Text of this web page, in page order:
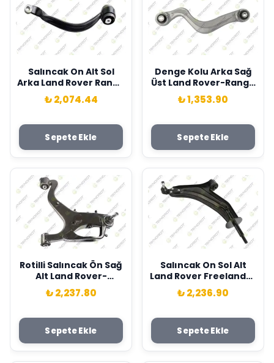
Salıncak On Alt Sol
Arka Land Rover Range
Rover Vogue L322
02>12 Rotılsız Teknorot
₺ 2,074.44
Sepete Ekle
Denge Kolu Arka Sağ
Üst Land Rover-Range
Rover Evoque L551-
2018- Teknorot
₺ 1,353.90
Sepete Ekle
Rotilli Salıncak Ön Sağ
Alt Land Rover-
Discovery 3 Taa-
2004-2009- Teknorot
₺ 2,237.80
Sepete Ekle
Salıncak On Sol Alt
Land Rover Freelander
I L314 98>06 Teknorot
RBJ102450
₺ 2,236.90
Sepete Ekle